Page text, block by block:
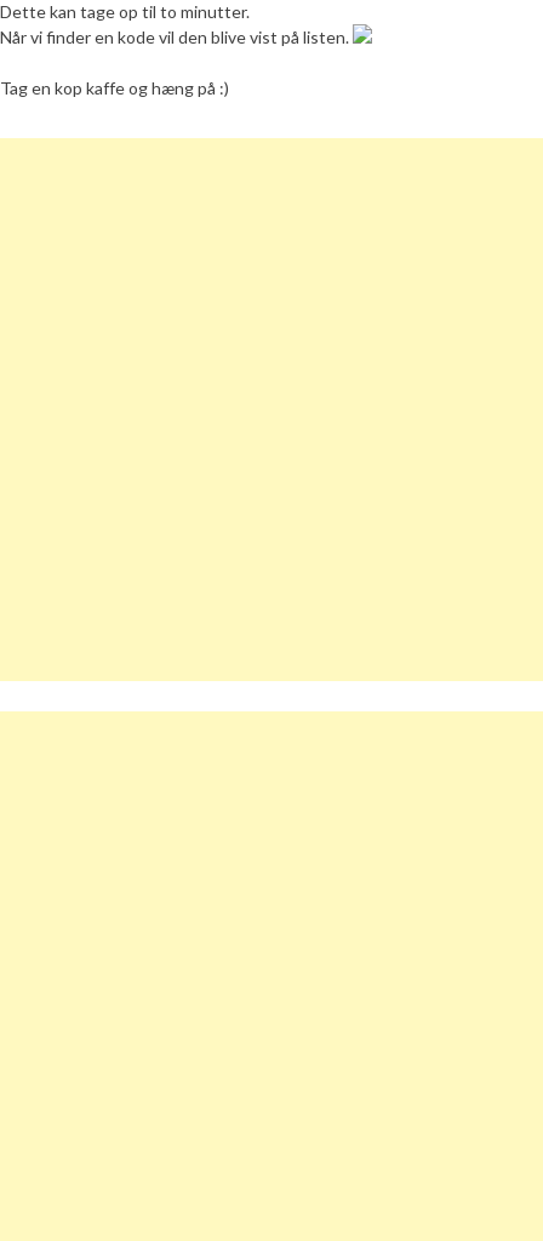
Dette kan tage op til to minutter.
Når vi finder en kode vil den blive vist på listen.
Tag en kop kaffe og hæng på :)